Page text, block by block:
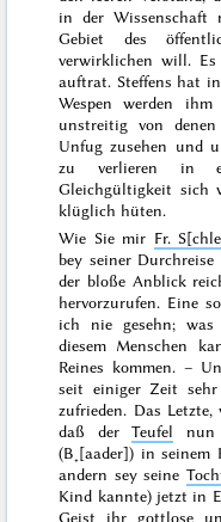
in der Wissenschaft
Gebiet des
verwirklichen will.
auftrat. Steffens hat in
Wespen werden ihm
unstreitig von
Unfug zusehen und
zu verlieren in
Gleichgültigkeit sich
klüglich hüten.
Wie Sie mir Fr.
bey seiner Durchreise
der bloße Anblick
hervorzurufen. Eine
ich nie gesehn;
diesem Menschen
Reines kommen. –
seit einiger Zeit
zufrieden. Das
daß derTeufel nun
(B˖[aader]) in seinem
andern sey seine
Kind kannte) jetzt in
Geist ihr gottlose